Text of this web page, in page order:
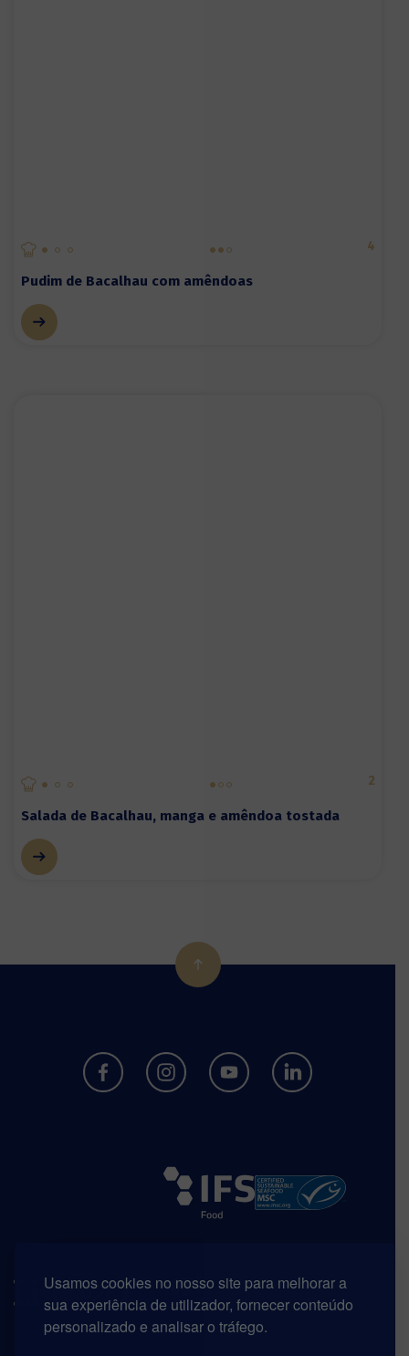
Usamos cookies no nosso site para melhorar a
sua experiência de utilizador, fornecer conteúdo
personalizado e analisar o tráfego.
4
Pudim de Bacalhau com amêndoas
2
Salada de Bacalhau, manga e amêndoa tostada